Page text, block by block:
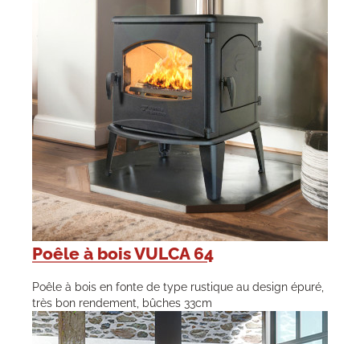
Poêle à bois VULCA 64
Poêle à bois en fonte de type rustique au design épuré,
très bon rendement, bûches 33cm